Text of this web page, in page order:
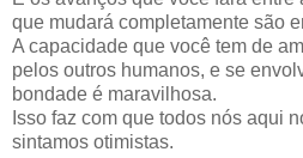
que mudará completamente são
A capacidade que você tem de
pelos outros humanos, e se
bondade é maravilhosa.
Isso faz com que todos nós aqui
sintamos otimistas.